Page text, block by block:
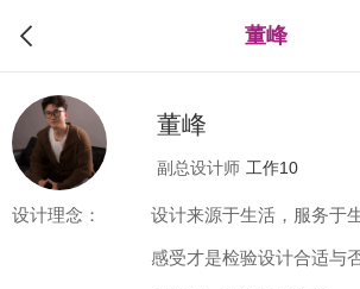
董峰
董峰
副总设计师 工作10
设计理念： 设计来源于生活，服务于
感受才是检验设计合适与